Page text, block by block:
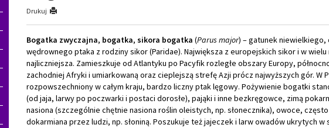
Drukuj
Bogatka zwyczajna, bogatka, sikora bogatka (Parus major) – gatunek niewielkiego,
wędrownego ptaka z rodziny sikor (Paridae). Największa z europejskich sikor i w wielu
najliczniejsza. Zamieszkuje od Atlantyku po Pacyfik rozległe obszary Europy,
zachodniej Afryki i umiarkowaną oraz cieplejszą strefę Azji prócz najwyższych gór. W
rozpowszechniony w całym kraju, bardzo liczny ptak lęgowy. Pożywienie bogatki
(od jaja, larwy po poczwarki i postaci dorosłe), pająki i inne bezkręgowce, zimą
nasiona (szczególnie chętnie nasiona roślin oleistych, np. słonecznika), owoce,
dokarmiana przez ludzi, np. słoniną. Poszukuje też jajeczek i larw owadów ukrytych w